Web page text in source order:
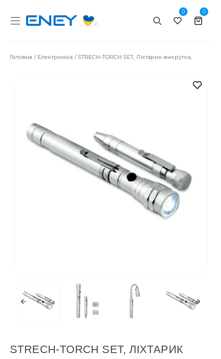
Пошук
0 0
Головна Електроніка STRECH-TORCH SET, Ліхтарик-викрутка,
В
STRECH-TORCH SET, ЛІХТАРИК